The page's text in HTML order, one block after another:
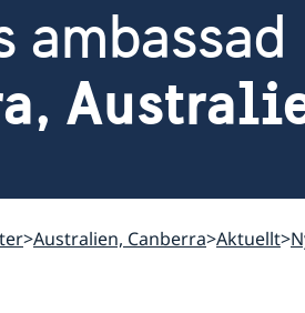
ambassad
Australien, Canberra Aktuellt